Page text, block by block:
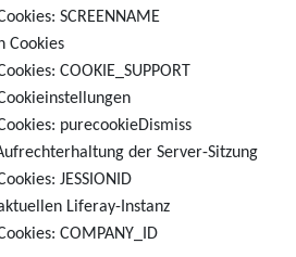
SCREENNAME
Cookies
COOKIE_SUPPORT
purecookieDismiss
der Server-Sitzung
JESSIONID
Liferay-Instanz
COMPANY_ID